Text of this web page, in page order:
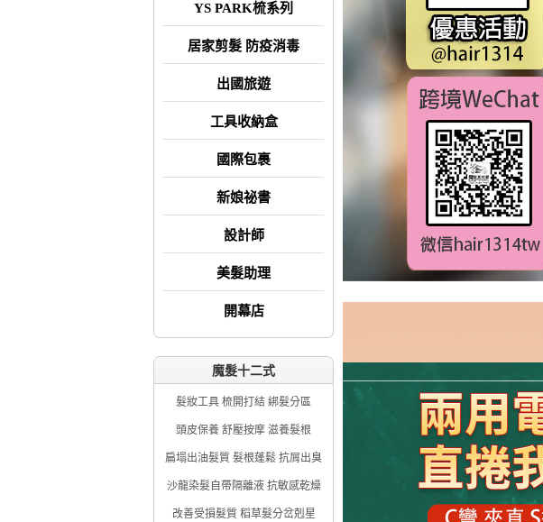
YS PARK梳系列
居家剪髮 防疫消毒
出國旅遊
工具收納盒
國際包裹
新娘祕書
設計師
美髮助理
開幕店
魔髮十二式
髮妝工具 梳開打結 綁髮分區
頭皮保養 舒壓按摩 滋養髮根
扁塌出油髮質 髮根蓬鬆 抗屑出臭
沙龍染髮自帶隔離液 抗敏感乾燥
改善受損髮質 稻草髮分岔剋星